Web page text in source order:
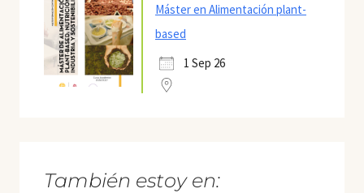
Máster en Alimentación plant-
based
1 Sep 26
También estoy en: